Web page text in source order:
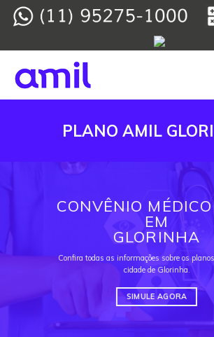
Skip
PLANO AMIL
CONVÊNIO
EM
GLORINHA
Confira todas as informações sobre os
cidade de Glorinha.
SIMULE AGORA